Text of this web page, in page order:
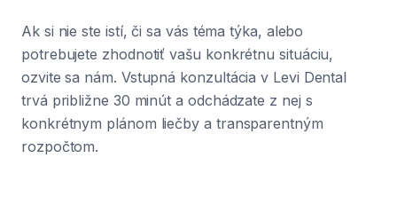
Ak si nie ste istí, či sa vás téma týka, alebo
potrebujete zhodnotiť vašu konkrétnu situáciu,
ozvite sa nám. Vstupná konzultácia v Levi Dental
trvá približne 30 minút a odchádzate z nej s
konkrétnym plánom liečby a transparentným
rozpočtom.